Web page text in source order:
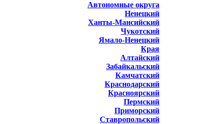
Автономные округа
Ненецкий
Ханты-Мансийский
Чукотский
Ямало-Ненецкий
Края
Алтайский
Забайкальский
Камчатский
Краснодарский
Красноярский
Пермский
Приморский
Ставропольский